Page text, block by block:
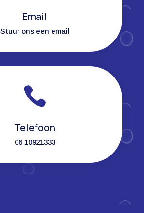
Email
Stuur ons een email

Telefoon
06 10921333